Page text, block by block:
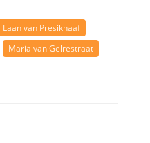
Laan van Presikhaaf
Maria van Gelrestraat